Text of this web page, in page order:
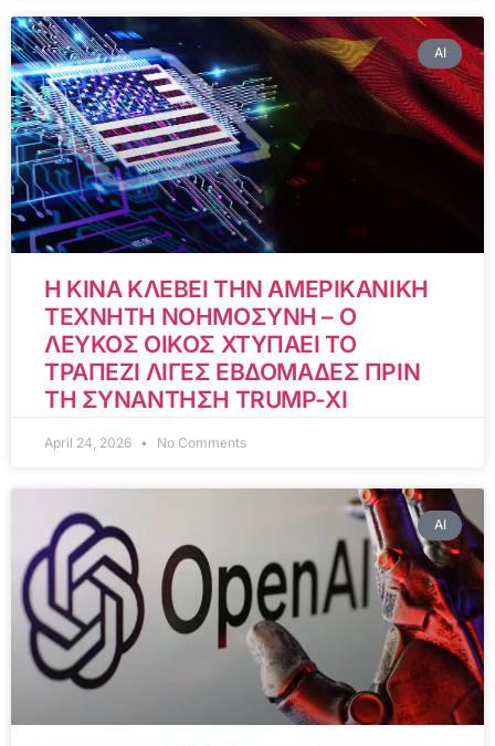
AI
Η ΚΙΝΑ ΚΛΕΒΕΙ ΤΗΝ ΑΜΕΡΙΚΑΝΙΚΗ
ΤΕΧΝΗΤΗ ΝΟΗΜΟΣΥΝΗ – Ο
ΛΕΥΚΟΣ ΟΙΚΟΣ ΧΤΥΠΑΕΙ ΤΟ
ΤΡΑΠΕΖΙ ΛΙΓΕΣ ΕΒΔΟΜΑΔΕΣ ΠΡΙΝ
ΤΗ ΣΥΝΑΝΤΗΣΗ TRUMP-XI
April 24, 2026 No Comments
AI